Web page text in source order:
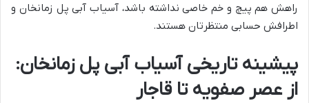
راهش هم پیچ و خم خاصی نداشته باشد، آسیاب آبی پل زمانخان و
اطرافش حسابی منتظرتان هستند.
پیشینه تاریخی آسیاب آبی پل زمانخان:
از عصر صفویه تا قاجار